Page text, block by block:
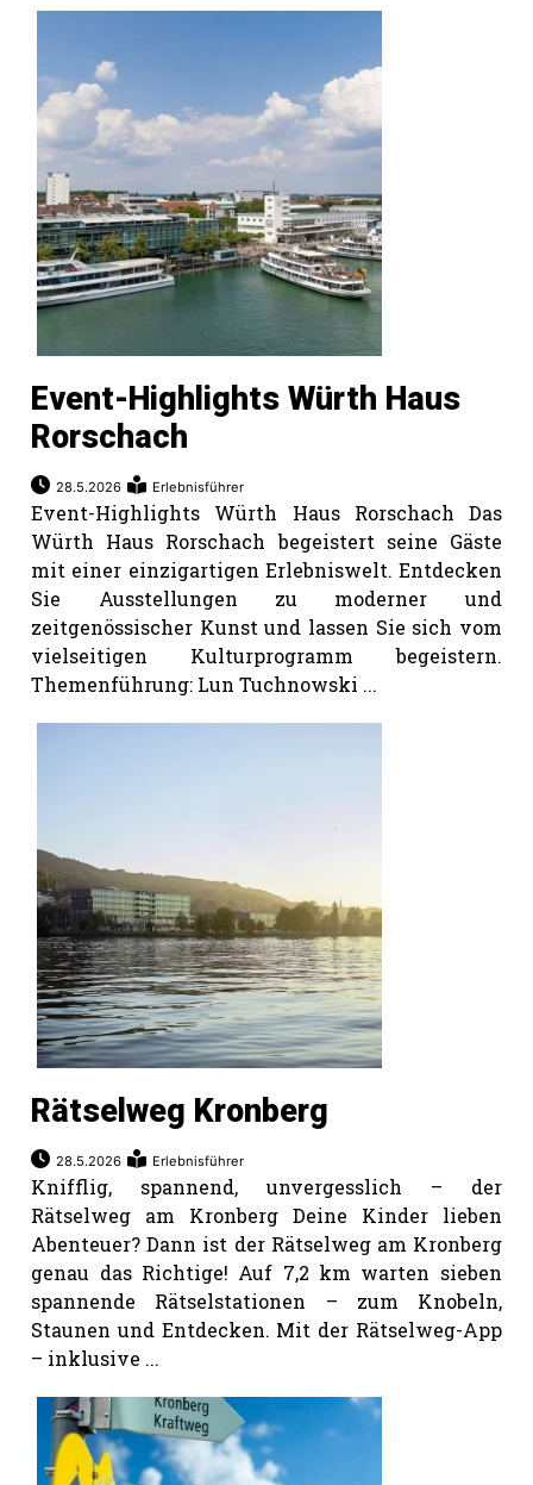
Event-Highlights Würth Haus
Rorschach
28.5.2026 Erlebnisführer
Event-Highlights Würth Haus Rorschach Das
Würth Haus Rorschach begeistert seine Gäste
mit einer einzigartigen Erlebniswelt. Entdecken
Sie Ausstellungen zu moderner und
zeitgenössischer Kunst und lassen Sie sich vom
vielseitigen Kulturprogramm begeistern.
Themenführung: Lun Tuchnowski ...
Rätselweg Kronberg
28.5.2026 Erlebnisführer
Knifflig, spannend, unvergesslich – der
Rätselweg am Kronberg Deine Kinder lieben
Abenteuer? Dann ist der Rätselweg am Kronberg
genau das Richtige! Auf 7,2 km warten sieben
spannende Rätselstationen – zum Knobeln,
Staunen und Entdecken. Mit der Rätselweg-App
– inklusive ...